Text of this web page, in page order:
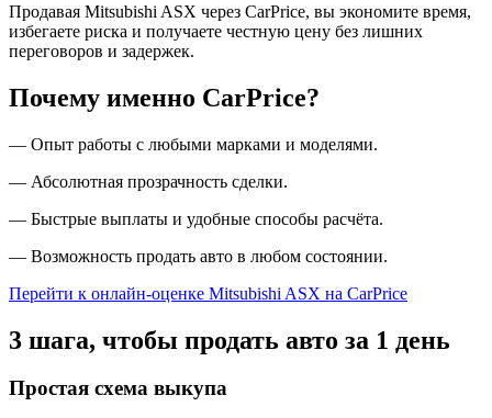
Продавая Mitsubishi ASX через CarPrice, вы экономите время,
избегаете риска и получаете честную цену без лишних
переговоров и задержек.
Почему именно CarPrice?
— Опыт работы с любыми марками и моделями.
— Абсолютная прозрачность сделки.
— Быстрые выплаты и удобные способы расчёта.
— Возможность продать авто в любом состоянии.
Перейти к онлайн-оценке Mitsubishi ASX на CarPrice
3 шага, чтобы продать авто за 1 день
Простая схема выкупа